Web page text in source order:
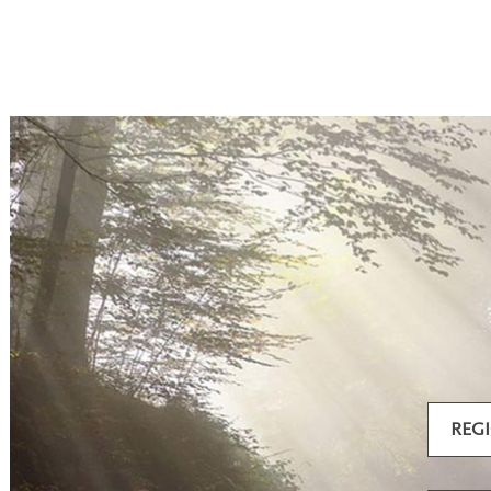
Artikel filtern